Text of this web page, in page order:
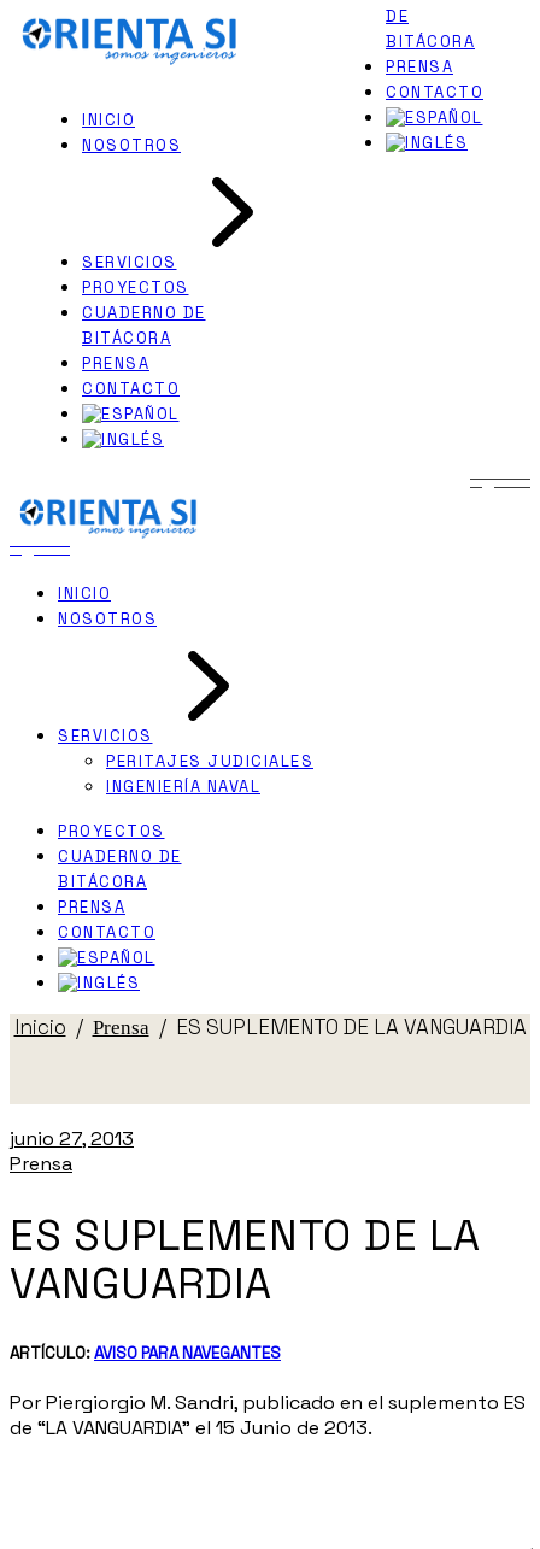
Skip
to
INICIO
NOSOTROS
SERVICIOS
PROYECTOS
CUADERNO DE
BITÁCORA
PRENSA
CONTACTO
PERITAJES JUDICIALES
INGENIERÍA NAVAL
DE
BITÁCORA
PRENSA
CONTACTO
INICIO
NOSOTROS
SERVICIOS
PERITAJES JUDICIALES
INGENIERÍA NAVAL
PROYECTOS
CUADERNO DE
BITÁCORA
PRENSA
CONTACTO
Inicio Prensa ES SUPLEMENTO DE LA VANGUARDIA
junio 27, 2013
Prensa
ES SUPLEMENTO DE LA
VANGUARDIA
ARTÍCULO:AVISO PARA NAVEGANTES
Por Piergiorgio M. Sandri, publicado en el suplemento ES
de “LA VANGUARDIA” el 15 Junio de 2013.